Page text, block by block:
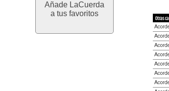
Añade LaCuerda
a tus favoritos
Otras